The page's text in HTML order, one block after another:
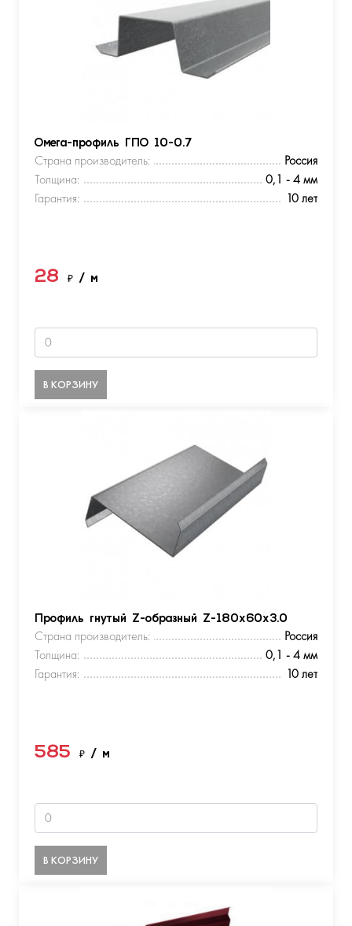
Омега-профиль ГПО 10-0.7
Страна производитель:
Россия
Толщина:
0,1 - 4 мм
Гарантия:
10 лет
28 ₽ / м
В КОРЗИНУ
Профиль гнутый Z-образный Z-180х60х3.0
Страна производитель:
Россия
Толщина:
0,1 - 4 мм
Гарантия:
10 лет
585 ₽ / м
В КОРЗИНУ